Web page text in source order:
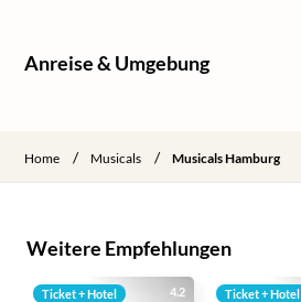
Anreise & Umgebung
Home / Musicals / Musicals Hamburg
Weitere Empfehlungen
4.2
Ticket + Hotel Ticket + Hotel